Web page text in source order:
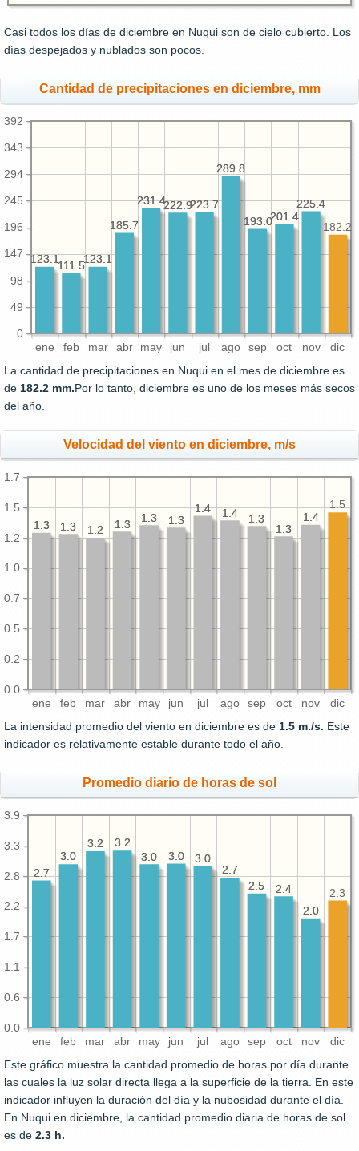
Casi todos los días de diciembre en Nuqui son de cielo cubierto. Los
días despejados y nublados son pocos.
Cantidad de precipitaciones en diciembre, mm
ene feb mar abr may jun jul ago sep oct nov dic
0
49
98
147
196
245
294
343
392
225.4
201.4
193.0
289.8
223.7
222.9
231.4
185.7
123.1
111.5
123.1
182.2
225.4
201.4
193.0
289.8
223.7
222.9
231.4
185.7
123.1
111.5
123.1
La cantidad de precipitaciones en Nuqui en el mes de diciembre es
de 182.2 mm.Por lo tanto, diciembre es uno de los meses más secos
del año.
Velocidad del viento en diciembre, m/s
ene feb mar abr may jun jul ago sep oct nov dic
0.0
0.2
0.5
0.7
1.0
1.2
1.5
1.7
1.4
1.3
1.3
1.4
1.4
1.3
1.3
1.3
1.2
1.3
1.3
1.5
1.4
1.3
1.3
1.4
1.4
1.3
1.3
1.3
1.2
1.3
1.3
La intensidad promedio del viento en diciembre es de 1.5 m./s. Este
indicador es relativamente estable durante todo el año.
Promedio diario de horas de sol
ene feb mar abr may jun jul ago sep oct nov dic
0.0
0.6
1.1
1.7
2.2
2.8
3.3
3.9
2.0
2.4
2.5
2.7
3.0
3.0
3.0
3.2
3.2
3.0
2.7
2.3
2.0
2.4
2.5
2.7
3.0
3.0
3.0
3.2
3.2
3.0
2.7
Este gráfico muestra la cantidad promedio de horas por día durante
las cuales la luz solar directa llega a la superficie de la tierra. En este
indicador influyen la duración del día y la nubosidad durante el día.
En Nuqui en diciembre, la cantidad promedio diaria de horas de sol
es de 2.3 h.